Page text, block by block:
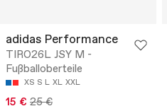
adidas Performance
TIRO26L JSY M -
Fußballoberteile
XS S L XL XXL
15 € 25 €